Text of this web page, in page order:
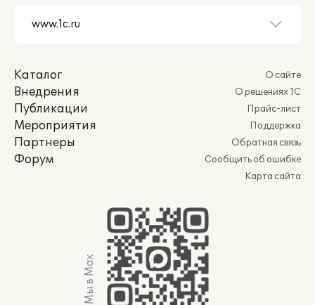
Каталог
Внедрения
Публикации
Мероприятия
Партнеры
Форум
О сайте
О решениях 1С
Прайс-лист
Поддержка
Обратная связь
Сообщить об ошибке
Карта сайта
Мы в Max